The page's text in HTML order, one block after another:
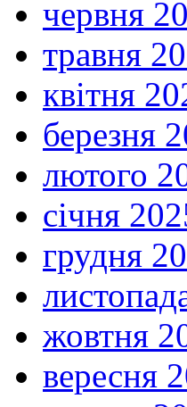
червня
травня
квітня
березня
лютого
січня
грудня
жовтня
вересня